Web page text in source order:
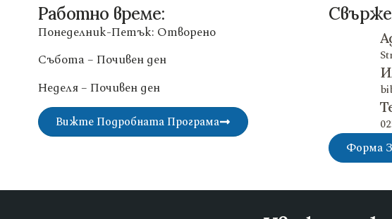
Работно време:
Понеделник-Петък: Отворено
Събота – Почивен ден
Неделя – Почивен ден
Вижте Подробната Програма
Форма